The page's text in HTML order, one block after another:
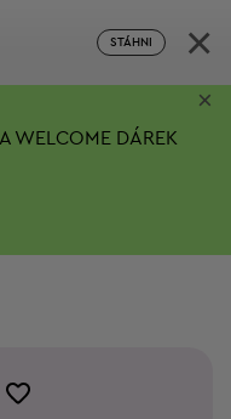
STÁHNI ×
WELCOME DÁREK
×